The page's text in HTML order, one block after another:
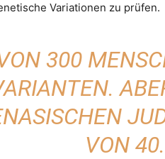
Variationen zu prüfen.
300
VON 40.